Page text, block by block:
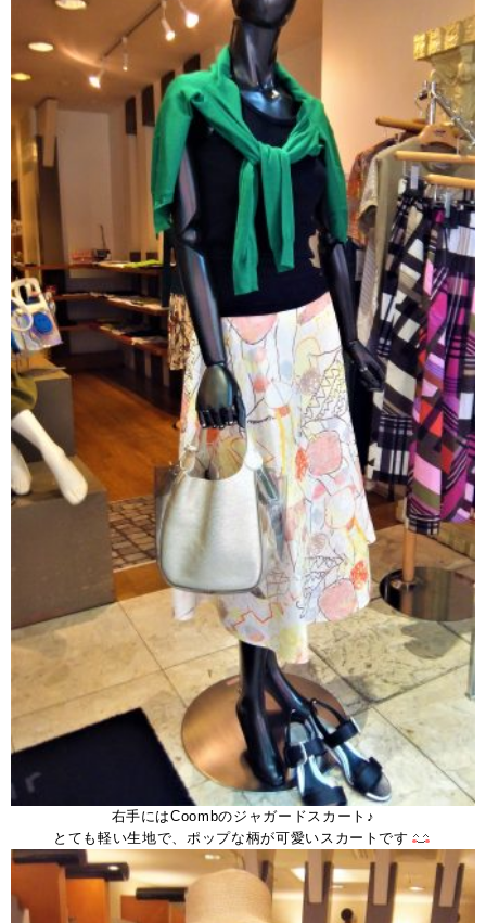
右手にはCoombのジャガードスカート♪
とても軽い生地で、ポップな柄が可愛いスカートです